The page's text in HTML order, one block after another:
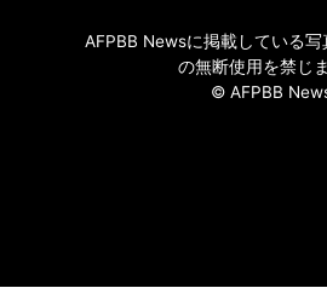
AFPBB Newsに掲載している
の無断使用を禁じま
© AFPBB